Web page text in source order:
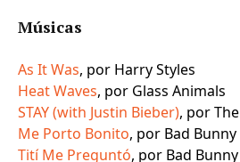
Músicas
As It Was, por Harry Styles
Heat Waves, por Glass Animals
STAY (with Justin Bieber), por
Me Porto Bonito, por Bad Bunny
Tití Me Preguntó, por Bad Bunny